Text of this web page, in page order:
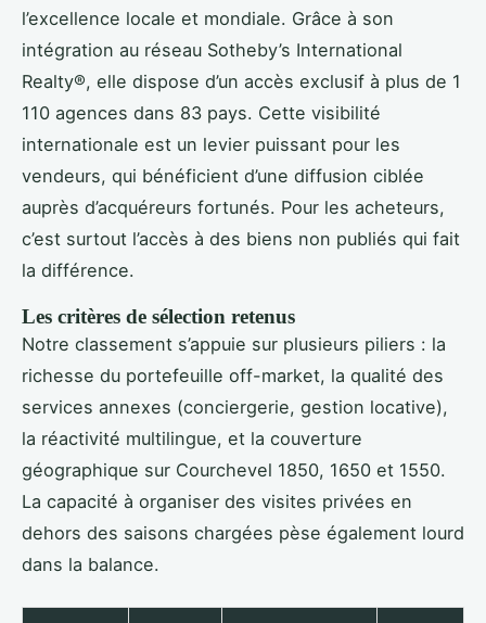
l’excellence locale et mondiale. Grâce à son
intégration au réseau Sotheby’s International
Realty®, elle dispose d’un accès exclusif à plus de 1
110 agences dans 83 pays. Cette visibilité
internationale est un levier puissant pour les
vendeurs, qui bénéficient d’une diffusion ciblée
auprès d’acquéreurs fortunés. Pour les acheteurs,
c’est surtout l’accès à des biens non publiés qui fait
la différence.
Les critères de sélection retenus
Notre classement s’appuie sur plusieurs piliers : la
richesse du portefeuille off-market, la qualité des
services annexes (conciergerie, gestion locative),
la réactivité multilingue, et la couverture
géographique sur Courchevel 1850, 1650 et 1550.
La capacité à organiser des visites privées en
dehors des saisons chargées pèse également lourd
dans la balance.